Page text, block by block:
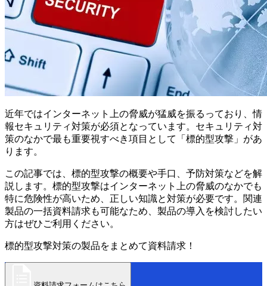
近年ではインターネット上の脅威が猛威を振るっており、情
報セキュリティ対策が必須となっています。セキュリティ対
策のなかで最も重要視すべき項目として「標的型攻撃」があ
ります。
この記事では、標的型攻撃の概要や手口、予防対策などを解
説します。標的型攻撃はインターネット上の脅威のなかでも
特に危険性が高いため、正しい知識と対策が必要です。関連
製品の一括資料請求も可能なため、製品の導入を検討したい
方はぜひご利用ください。
標的型攻撃対策の製品をまとめて資料請求！